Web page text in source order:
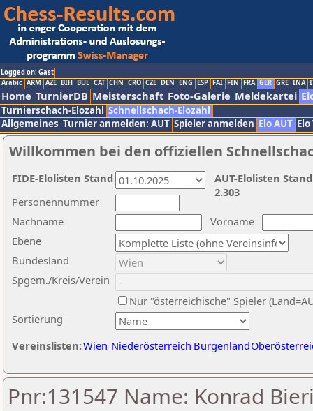
Logged on: Gast
Arabic ARM AZE BIH BUL CAT CHN CRO CZE DEN ENG ESP FAI FIN FRA GER GRE INA
Home TurnierDB Meisterschaft Foto-Galerie Meldekartei
Turnierschach-Elozahl Schnellschach-Elozahl
Allgemeines Turnier anmelden: AUT Spieler anmelden Elo AUT
Willkommen bei den offiziellen
Nachname
Vorname
Ebene
Sortierung
Personennummer
Bundesland
Spgem./Kreis/Verein
Nur "österreichische" Spieler
Vereinslisten:Wien Niederösterreich Burgenland
AUT-Elolisten
2.303
FIDE-Elolisten Stand
Pnr:131547 Name: Konrad